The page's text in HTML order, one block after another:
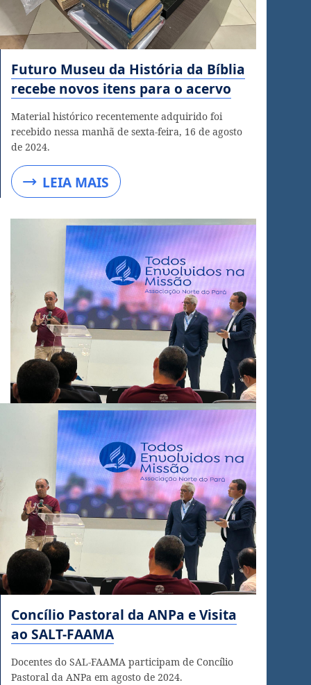
Futuro Museu da História da Bíblia
recebe novos itens para o acervo
Material histórico recentemente adquirido foi
recebido nessa manhã de sexta-feira, 16 de agosto
de 2024.
LEIA MAIS
Concílio Pastoral da ANPa e Visita
ao SALT-FAAMA
Docentes do SAL-FAAMA participam de Concílio
Pastoral da ANPa em agosto de 2024.